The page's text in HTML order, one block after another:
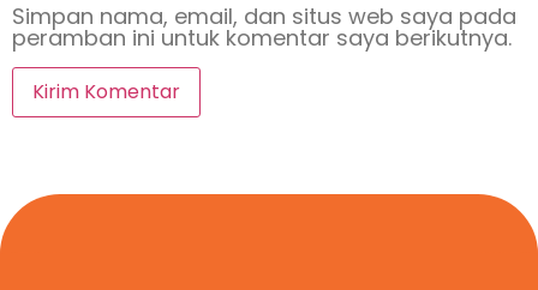
Simpan nama, email, dan situs web saya pada
peramban ini untuk komentar saya berikutnya.